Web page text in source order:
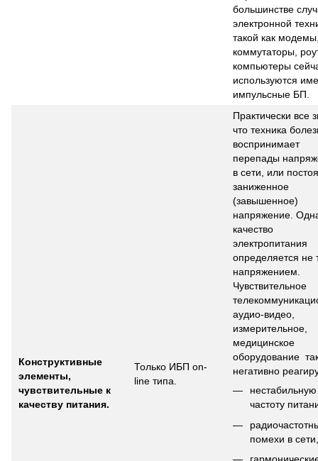
большинстве
электронной
такой как
коммутаторы,
компьютеры
используются
импульсные БП.
Конструктивные
элементы,
чувствительные к
качеству питания.
Только ИБП on-
line типа.
Практически все
что техника
воспринимает
перепады
в сети, или
заниженное
(завышенное)
напряжение.
качество
электропитания
определяется не
напряжением.
Чувствительное
аудио-видео,
измерительное,
медицинское
оборудование
негативно
нестабильную
частоту
помехи в сети,